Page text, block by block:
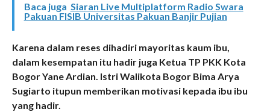
Baca juga Siaran Live Multiplatform Radio Swara
Pakuan FISIB Universitas Pakuan Banjir Pujian
Karena dalam reses dihadiri mayoritas kaum ibu,
dalam kesempatan itu hadir juga Ketua TP PKK Kota
Bogor Yane Ardian. Istri Walikota Bogor Bima Arya
Sugiarto itupun memberikan motivasi kepada ibu ibu
yang hadir.